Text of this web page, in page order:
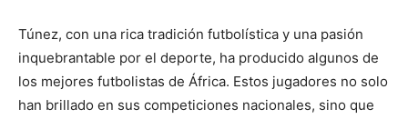
Túnez, con una rica tradición futbolística y una pasión
inquebrantable por el deporte, ha producido algunos de
los mejores futbolistas de África. Estos jugadores no solo
han brillado en sus competiciones nacionales, sino que